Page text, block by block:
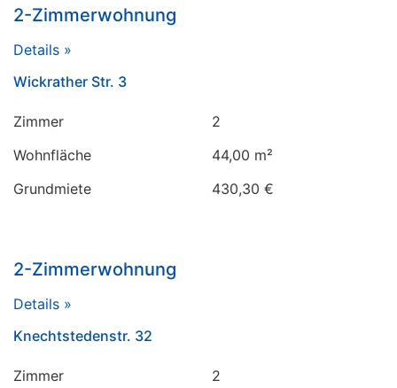
2-Zimmerwohnung
Details »
Wickrather Str. 3
Zimmer
2
Wohnfläche
44,00 m²
Grundmiete
430,30 €
2-Zimmerwohnung
Details »
Knechtstedenstr. 32
Zimmer
2